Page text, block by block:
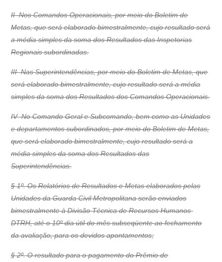
II  Nos Comandos Operacionais, por meio do Boletim de
Metas, que será elaborado bimestralmente, cujo resultado será
a média simples da soma dos Resultados das Inspetorias
Regionais subordinadas.
III  Nas Superintendências, por meio do Boletim de Metas, que
será elaborado bimestralmente, cujo resultado será a média
simples da soma dos Resultados dos Comandos Operacionais.
IV  No Comando Geral e Subcomando, bem como as Unidades
e departamentos subordinados, por meio do Boletim de Metas,
que será elaborado bimestralmente, cujo resultado será a
média simples da soma dos Resultados das
Superintendências.
§ 1º. Os Relatórios de Resultados e Metas elaborados pelas
Unidades da Guarda Civil Metropolitana serão enviados
bimestralmente à Divisão Técnica de Recursos Humanos 
DTRH, até o 10º dia útil do mês subseqüente ao fechamento
da avaliação, para os devidos apontamentos;
§ 2º. O resultado para o pagamento do Prêmio de